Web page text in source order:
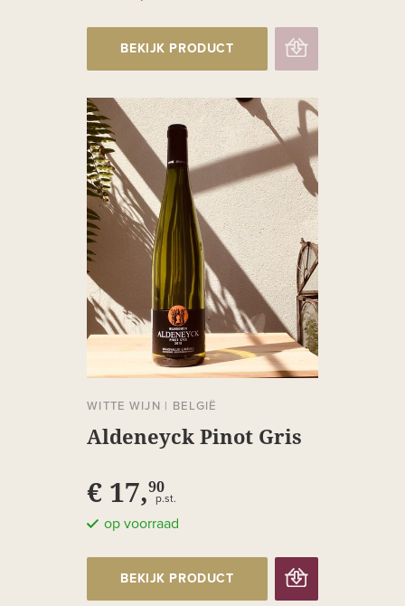
BEKIJK PRODUCT
WITTE WIJN | BELGIË
Aldeneyck Pinot Gris
€ 17,90
p.st.
op voorraad
BEKIJK PRODUCT